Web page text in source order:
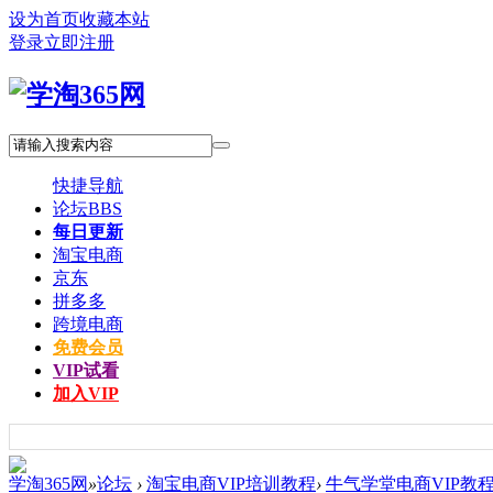
设为首页收藏本站
登录立即注册
快捷导航
论坛BBS
每日更新
淘宝电商
京东
拼多多
跨境电商
免费会员
VIP试看
加入VIP
学淘365网 »论坛 › 淘宝电商VIP培训教程› 牛气学堂电商VIP教